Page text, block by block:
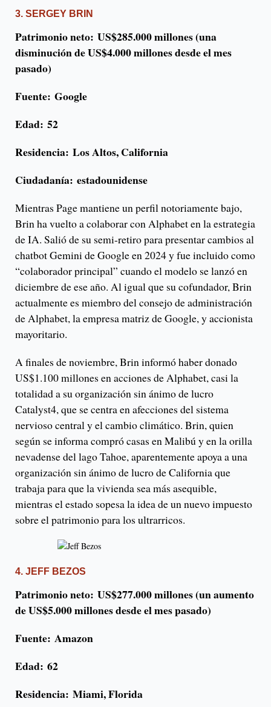
3. SERGEY BRIN
Patrimonio neto: US$285.000 millones (una
disminución de US$4.000 millones desde el mes
pasado)
Fuente: Google
Edad: 52
Residencia: Los Altos, California
Ciudadanía: estadounidense
Mientras Page mantiene un perfil notoriamente bajo,
Brin ha vuelto a colaborar con Alphabet en la estrategia
de IA. Salió de su semi-retiro para presentar cambios al
chatbot Gemini de Google en 2024 y fue incluido como
“colaborador principal” cuando el modelo se lanzó en
diciembre de ese año. Al igual que su cofundador, Brin
actualmente es miembro del consejo de administración
de Alphabet, la empresa matriz de Google, y accionista
mayoritario.
A finales de noviembre, Brin informó haber donado
US$1.100 millones en acciones de Alphabet, casi la
totalidad a su organización sin ánimo de lucro
Catalyst4, que se centra en afecciones del sistema
nervioso central y el cambio climático. Brin, quien
según se informa compró casas en Malibú y en la orilla
nevadense del lago Tahoe, aparentemente apoya a una
organización sin ánimo de lucro de California que
trabaja para que la vivienda sea más asequible,
mientras el estado sopesa la idea de un nuevo impuesto
sobre el patrimonio para los ultrarricos.
4. JEFF BEZOS
Patrimonio neto: US$277.000 millones(un aumento
de US$5.000 millones desde el mes pasado)
Fuente: Amazon
Edad: 62
Residencia: Miami, Florida